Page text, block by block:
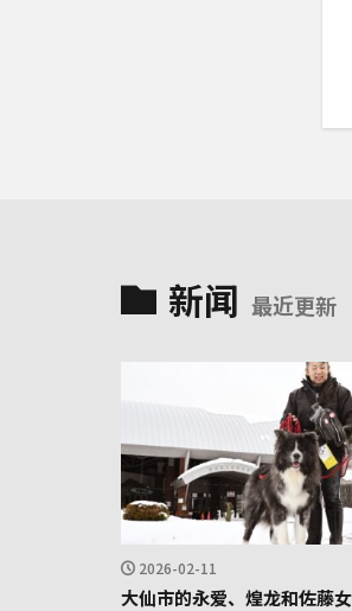
新闻 最近更新
2026-02-11
大仙市的永爱、煌龙和佐藤